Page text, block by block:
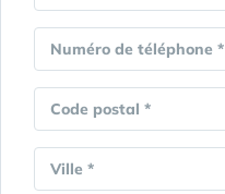
Numéro de téléphone *
Code postal *
Ville *